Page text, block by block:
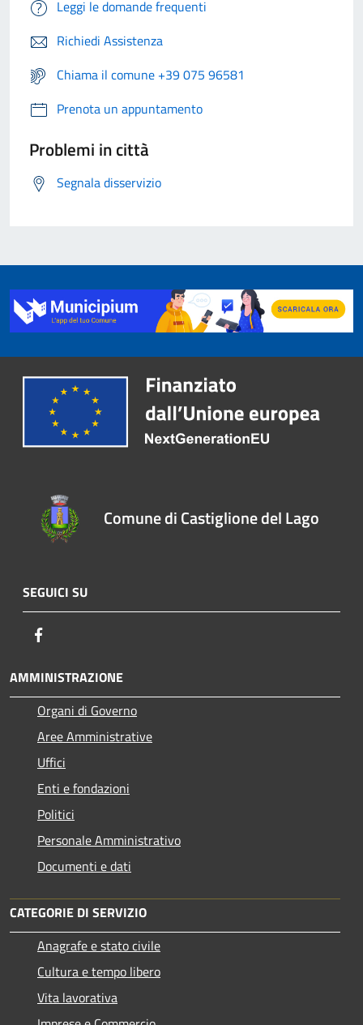
Leggi le domande frequenti
Richiedi Assistenza
Chiama il comune +39 075 96581
Prenota un appuntamento
Problemi in città
Segnala disservizio
Comune di Castiglione del Lago
SEGUICI SU
AMMINISTRAZIONE
Organi di Governo
Aree Amministrative
Uffici
Enti e fondazioni
Politici
Personale Amministrativo
Documenti e dati
CATEGORIE DI SERVIZIO
Anagrafe e stato civile
Cultura e tempo libero
Vita lavorativa